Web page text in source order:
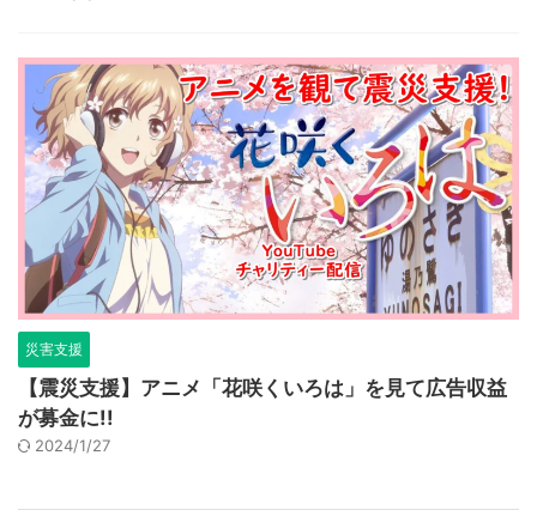
災害支援
【震災支援】アニメ「花咲くいろは」を見て広告収益
が募金に!!
2024/1/27